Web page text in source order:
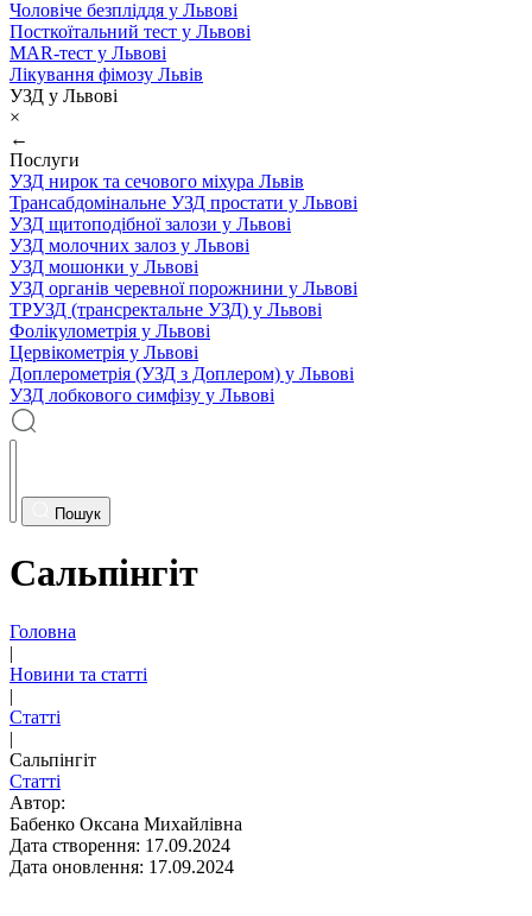
Чоловіче безпліддя у Львові
Посткоїтальний тест у Львові
MAR-тест у Львові
Лікування фімозу Львів
УЗД у Львові
×
←
Послуги
УЗД нирок та сечового міхура Львів
Трансабдомінальне УЗД простати у Львові
УЗД щитоподібної залози у Львові
УЗД молочних залоз у Львові
УЗД мошонки у Львові
УЗД органів черевної порожнини у Львові
ТРУЗД (трансректальне УЗД) у Львові
Фолікулометрія у Львові
Цервікометрія у Львові
Доплерометрія (УЗД з Доплером) у Львові
УЗД лобкового симфізу у Львові
Пошук
Сальпінгіт
Головна
|
Новини та статті
|
Статті
|
Сальпінгіт
Статті
Автор:
Бабенко Оксана Михайлівна
Дата створення: 17.09.2024
Дата оновлення: 17.09.2024